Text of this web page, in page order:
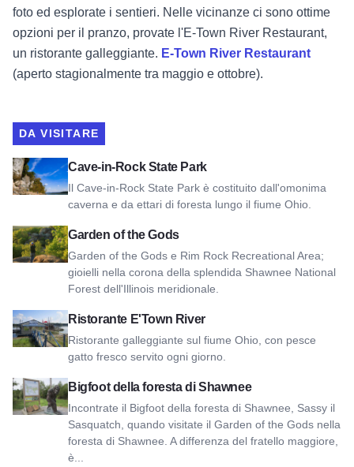
foto ed esplorate i sentieri. Nelle vicinanze ci sono ottime
opzioni per il pranzo, provate l'E-Town River Restaurant,
un ristorante galleggiante. E-Town River Restaurant
(aperto stagionalmente tra maggio e ottobre).
DA VISITARE
Cave-in-Rock State Park
Il Cave-in-Rock State Park è costituito dall'omonima
caverna e da ettari di foresta lungo il fiume Ohio.
Visualizza il Parco statale di Cave-in-Rock
Garden of the Gods
Garden of the Gods e Rim Rock Recreational Area;
gioielli nella corona della splendida Shawnee National
Forest dell'Illinois meridionale.
Vista sul Giardino degli Dei
Ristorante E'Town River
Ristorante galleggiante sul fiume Ohio, con pesce
gatto fresco servito ogni giorno.
Visualizza il ristorante E'Town River
Bigfoot della foresta di Shawnee
Incontrate il Bigfoot della foresta di Shawnee, Sassy il
Sasquatch, quando visitate il Garden of the Gods nella
foresta di Shawnee. A differenza del fratello maggiore,
è...
Visualizza il Bigfoot della foresta di Shawnee